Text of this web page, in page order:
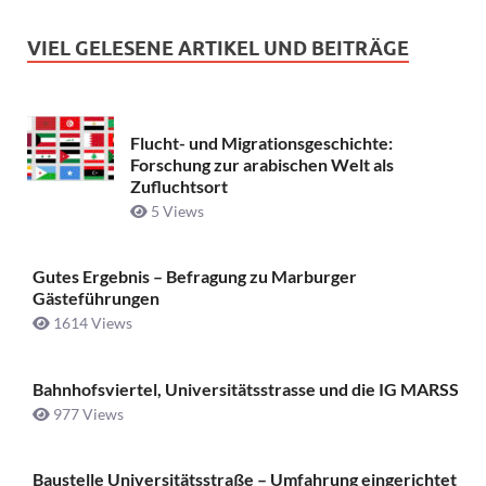
VIEL GELESENE ARTIKEL UND BEITRÄGE
Flucht- und Migrationsgeschichte:
Forschung zur arabischen Welt als
Zufluchtsort
5 Views
Gutes Ergebnis – Befragung zu Marburger
Gästeführungen
1614 Views
Bahnhofsviertel, Universitätsstrasse und die IG MARSS
977 Views
Baustelle Universitätsstraße ­– Umfahrung eingerichtet